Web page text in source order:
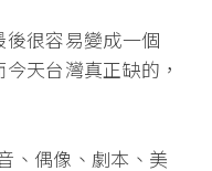
很容易變成一個
天台灣真正缺的，
、偶像、劇本、美